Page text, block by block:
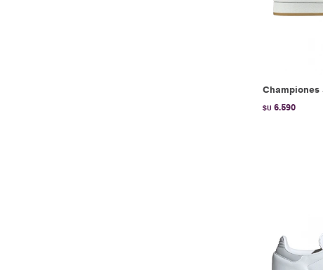
Championes
$U 6.590